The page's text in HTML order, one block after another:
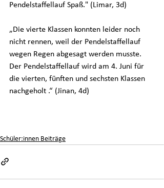
Pendelstaffellauf Spaß." (Limar, 3d)
„Die vierte Klassen konnten leider noch
nicht rennen, weil der Pendelstaffellauf
wegen Regen abgesagt werden musste.
Der Pendelstaffellauf wird am 4. Juni für
die vierten, fünften und sechsten Klassen
nachgeholt .“ (Jinan, 4d)
Schüler:innen Beiträge